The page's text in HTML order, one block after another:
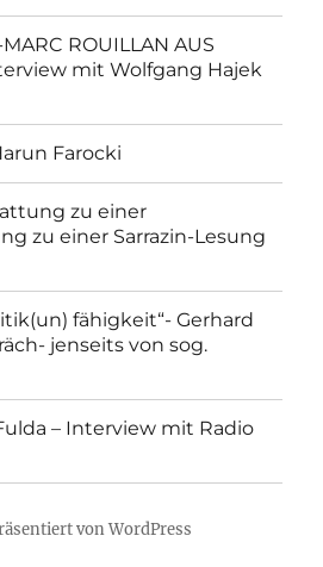
ROUILLAN AUS
mit Wolfgang Hajek
Farocki
zu einer
zu einer Sarrazin-Lesung
fähigkeit“- Gerhard
jenseits von sog.
– Interview mit Radio
von WordPress